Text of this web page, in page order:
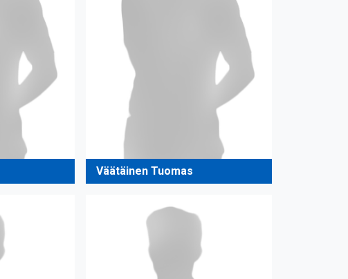
Väätäinen Tuomas